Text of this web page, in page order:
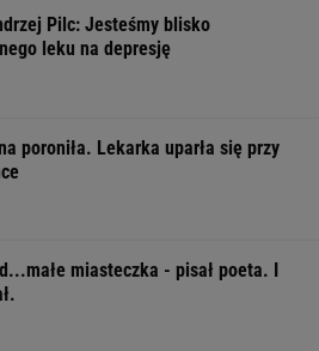
Pilc: Jesteśmy blisko
leku na depresję
poroniła. Lekarka uparła się przy
miasteczka - pisał poeta. I